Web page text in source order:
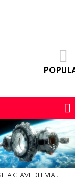
LA CLAVE DEL VIAJE